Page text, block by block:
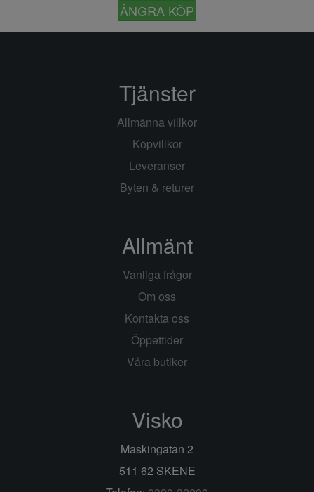
ÅNGRA KÖP
Tjänster
Allmänna villkor
Köpvillkor
Leveranser
Byten & returer
Allmänt
Vanliga frågor
Om oss
Kontakta oss
Öppettider
Våra butiker
Visko
Maskingatan 2
511 62 SKENE